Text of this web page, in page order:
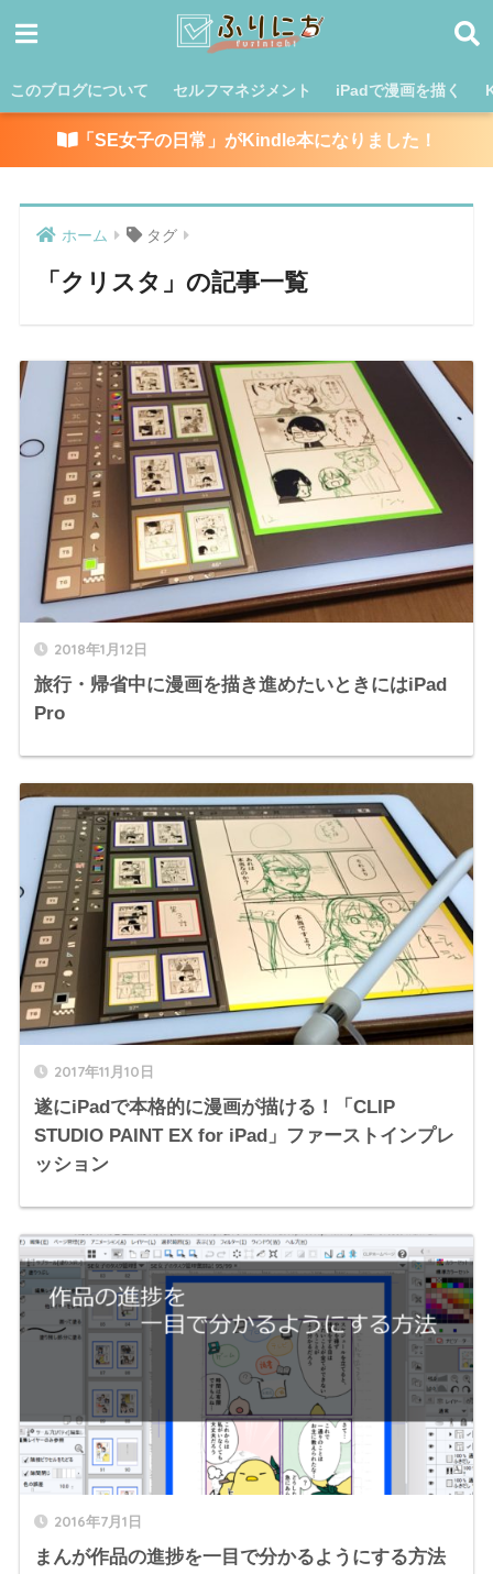
このブログについて セルフマネジメント iPadで漫画を描く
「SE女子の日常」がKindle本になりました！
ホーム タグ
「クリスタ」の記事一覧
2018年1月12日
旅行・帰省中に漫画を描き進めたいときにはiPad
Pro
2017年11月10日
遂にiPadで本格的に漫画が描ける！「CLIP
STUDIO PAINT EX for iPad」ファーストインプレ
ッション
2016年7月1日
まんが作品の進捗を一目で分かるようにする方法